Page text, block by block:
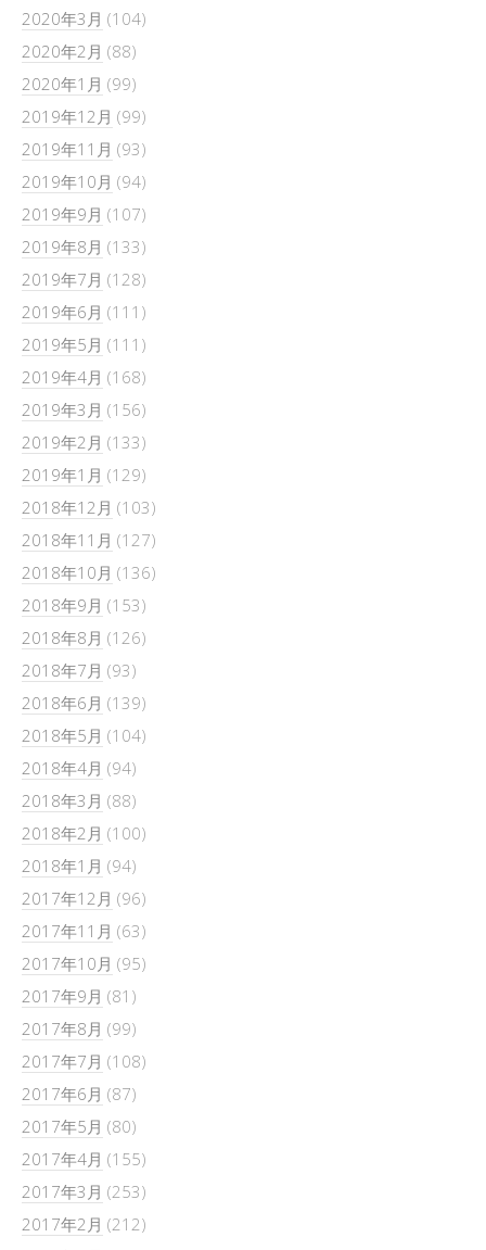
2020年3月 (104)
2020年2月 (88)
2020年1月 (99)
2019年12月 (99)
2019年11月 (93)
2019年10月 (94)
2019年9月 (107)
2019年8月 (133)
2019年7月 (128)
2019年6月 (111)
2019年5月 (111)
2019年4月 (168)
2019年3月 (156)
2019年2月 (133)
2019年1月 (129)
2018年12月 (103)
2018年11月 (127)
2018年10月 (136)
2018年9月 (153)
2018年8月 (126)
2018年7月 (93)
2018年6月 (139)
2018年5月 (104)
2018年4月 (94)
2018年3月 (88)
2018年2月 (100)
2018年1月 (94)
2017年12月 (96)
2017年11月 (63)
2017年10月 (95)
2017年9月 (81)
2017年8月 (99)
2017年7月 (108)
2017年6月 (87)
2017年5月 (80)
2017年4月 (155)
2017年3月 (253)
2017年2月 (212)